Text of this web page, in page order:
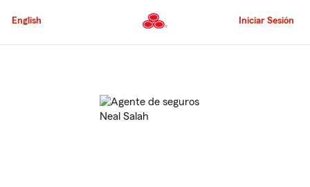
al
principal
English Iniciar Sesión